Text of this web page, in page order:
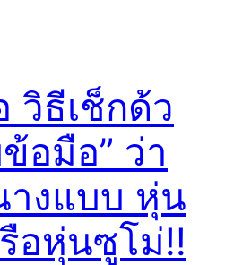
วิธีเช็กด้ว
อมือ” ว่า
งแบบ หุ่น
อหุ่นซูโม่!!